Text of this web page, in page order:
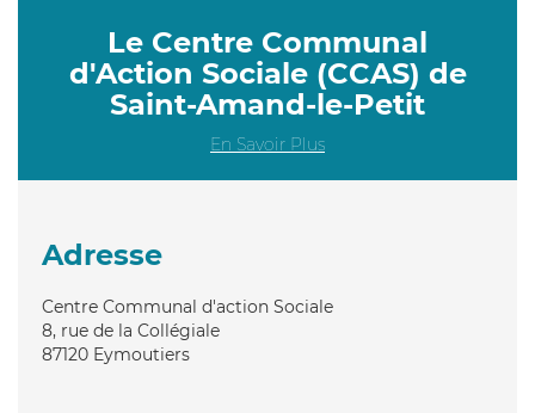
Le Centre Communal
d'Action Sociale (CCAS) de
Saint-Amand-le-Petit
En Savoir Plus
Adresse
Centre Communal d'action Sociale
8, rue de la Collégiale
87120 Eymoutiers